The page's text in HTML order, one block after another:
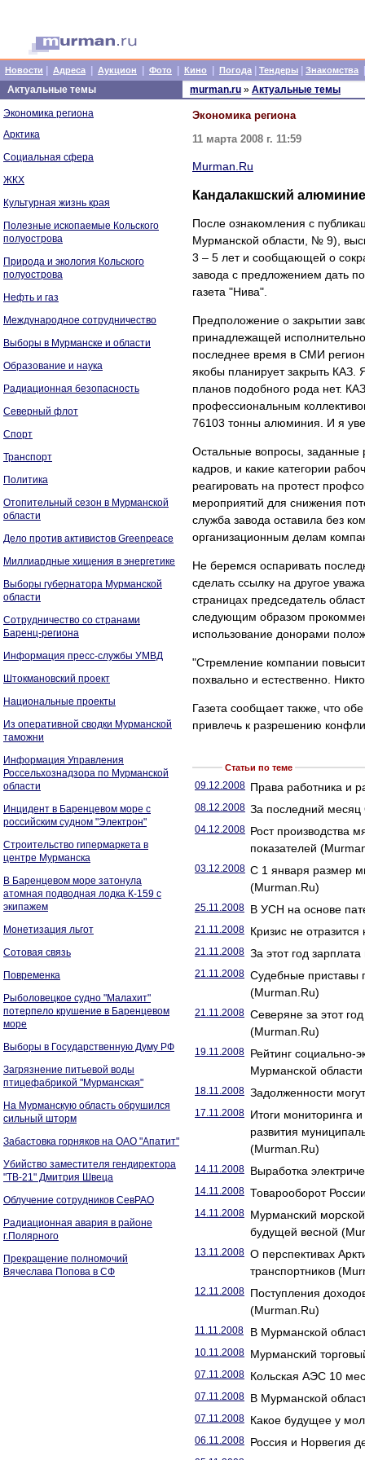
Новости Адреса Аукцион Фото Кино Погода Тендеры Знакомства
Актуальные темы
Экономика региона
Арктика
Социальная сфера
ЖКХ
Культурная жизнь края
Полезные ископаемые Кольского
полуострова
Природа и экология Кольского
полуострова
Нефть и газ
Международное сотрудничество
Выборы в Мурманске и области
Образование и наука
Радиационная безопасность
Северный флот
Спорт
Транспорт
Политика
Отопительный сезон в Мурманской
области
Дело против активистов Greenpeace
Миллиардные хищения в энергетике
Выборы губернатора Мурманской
области
Сотрудничество со странами
Баренц-региона
Информация пресс-службы УМВД
Штокмановский проект
Национальные проекты
Из оперативной сводки Мурманской
таможни
Информация Управления
Россельхознадзора по Мурманской
области
Инцидент в Баренцевом море с
российским судном "Электрон"
Строительство гипермаркета в
центре Мурманска
В Баренцевом море затонула
атомная подводная лодка К-159 с
экипажем
Монетизация льгот
Сотовая связь
Повременка
Рыболовецкое судно "Малахит"
потерпело крушение в Баренцевом
море
Выборы в Государственную Думу РФ
Загрязнение питьевой воды
птицефабрикой "Мурманская"
На Мурманскую область обрушился
сильный шторм
Забастовка горняков на ОАО "Апатит"
Убийство заместителя гендиректора
"ТВ-21" Дмитрия Швеца
Облучение сотрудников СевРАО
Радиационная авария в районе
г.Полярного
Прекращение полномочий
Вячеслава Попова в СФ
murman.ru » Актуальные темы
Экономика региона
11 марта 2008 г. 11:59
Murman.Ru
Кандалакшский
После ознакомления с
Мурманской области, № 9),
3 – 5 лет и сообщающей о
завода с предложением дать
газета "Нива".
Предположение о закрытии
принадлежащей
последнее время в СМИ
якобы планирует закрыть КАЗ.
планов подобного рода нет.
профессиональным
76103 тонны алюминия. И я
Остальные вопросы, заданные
кадров, и какие категории
реагировать на протест
мероприятий для снижения
служба завода оставила без
организационным делам
Не беремся оспаривать
сделать ссылку на другое
страницах председатель
следующим образом
использование донорами
"Стремление компании
похвально и естественно.
Газета сообщает также, что
привлечь к разрешению
Статьи по теме
09.12.2008 Права работника и
08.12.2008 За последний
04.12.2008 Рост производства
показателей
03.12.2008 С 1 января размер
(Murman.Ru)
25.11.2008 В УСН на основе
21.11.2008 Кризис не
21.11.2008 За этот год
21.11.2008 Судебные приставы
(Murman.Ru)
21.11.2008 Северяне за этот
(Murman.Ru)
19.11.2008 Рейтинг социально-
Мурманской
18.11.2008 Задолженности
17.11.2008 Итоги мониторинга
развития
(Murman.Ru)
14.11.2008 Выработка
14.11.2008 Товарооборот
14.11.2008 Мурманский
будущей весной
13.11.2008 О перспективах
транспортников
12.11.2008 Поступления
(Murman.Ru)
11.11.2008 В Мурманской
10.11.2008 Мурманский
07.11.2008 Кольская АЭС 10
07.11.2008 В Мурманской
07.11.2008 Какое будущее у
06.11.2008 Россия и Норвегия